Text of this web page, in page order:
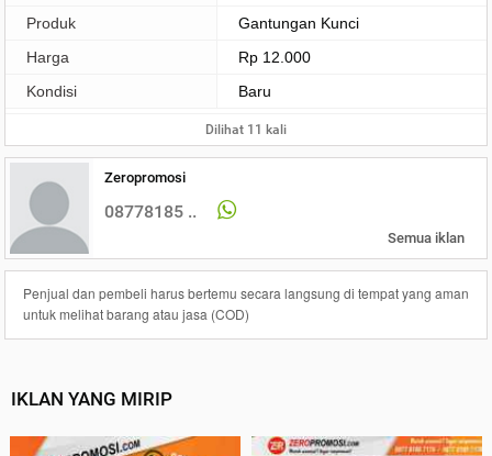
Produk
Gantungan Kunci
Harga
Rp 12.000
Kondisi
Baru
Dilihat 11 kali
Zeropromosi
08778185 ..
Semua iklan
Penjual dan pembeli harus bertemu secara langsung di tempat yang aman
untuk melihat barang atau jasa (COD)
IKLAN YANG MIRIP